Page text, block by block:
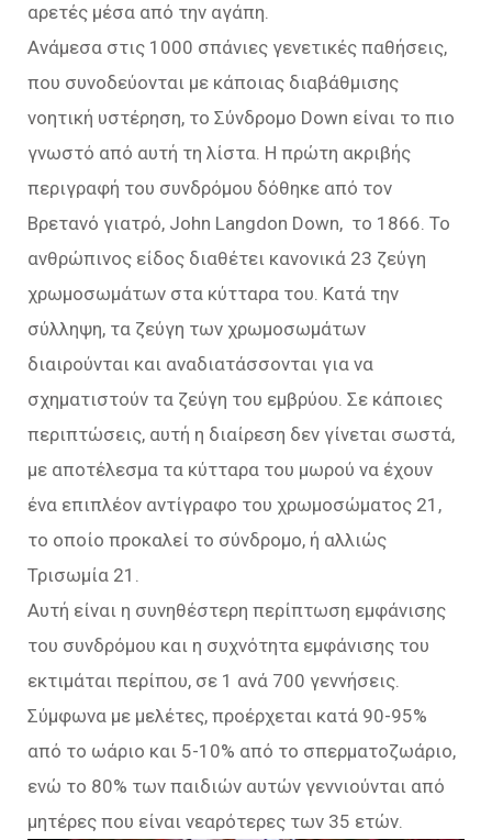
αρετές μέσα από την αγάπη.
Ανάμεσα στις 1000 σπάνιες γενετικές παθήσεις,
που συνοδεύονται με κάποιας διαβάθμισης
νοητική υστέρηση, το Σύνδρομο Down είναι το πιο
γνωστό από αυτή τη λίστα. Η πρώτη ακριβής
περιγραφή του συνδρόμου δόθηκε από τον
Βρετανό γιατρό, John Langdon Down, το 1866. Το
ανθρώπινος είδος διαθέτει κανονικά 23 ζεύγη
χρωμοσωμάτων στα κύτταρα του. Κατά την
σύλληψη, τα ζεύγη των χρωμοσωμάτων
διαιρούνται και αναδιατάσσονται για να
σχηματιστούν τα ζεύγη του εμβρύου. Σε κάποιες
περιπτώσεις, αυτή η διαίρεση δεν γίνεται σωστά,
με αποτέλεσμα τα κύτταρα του μωρού να έχουν
ένα επιπλέον αντίγραφο του χρωμοσώματος 21,
το οποίο προκαλεί το σύνδρομο, ή αλλιώς
Τρισωμία 21.
Αυτή είναι η συνηθέστερη περίπτωση εμφάνισης
του συνδρόμου και η συχνότητα εμφάνισης του
εκτιμάται περίπου, σε 1 ανά 700 γεννήσεις.
Σύμφωνα με μελέτες, προέρχεται κατά 90-95%
από το ωάριο και 5-10% από το σπερματοζωάριο,
ενώ το 80% των παιδιών αυτών γεννιούνται από
μητέρες που είναι νεαρότερες των 35 ετών.